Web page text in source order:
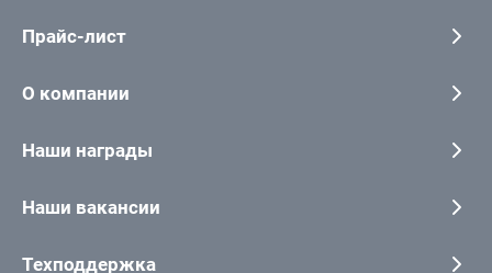
Прайс-лист
О компании
Наши награды
Наши вакансии
Техподдержка